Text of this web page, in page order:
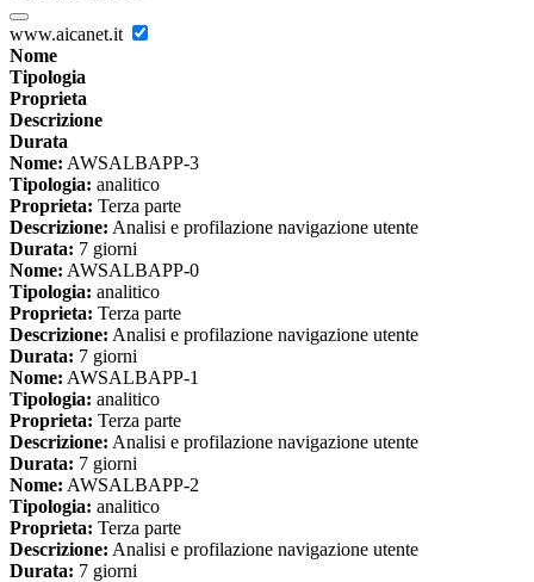
www.aicanet.it
Nome
Tipologia
Proprieta
Descrizione
Durata
Nome: AWSALBAPP-3
Tipologia: analitico
Proprieta: Terza parte
Descrizione: Analisi e profilazione navigazione utente
Durata: 7 giorni
Nome: AWSALBAPP-0
Tipologia: analitico
Proprieta: Terza parte
Descrizione: Analisi e profilazione navigazione utente
Durata: 7 giorni
Nome: AWSALBAPP-1
Tipologia: analitico
Proprieta: Terza parte
Descrizione: Analisi e profilazione navigazione utente
Durata: 7 giorni
Nome: AWSALBAPP-2
Tipologia: analitico
Proprieta: Terza parte
Descrizione: Analisi e profilazione navigazione utente
Durata: 7 giorni